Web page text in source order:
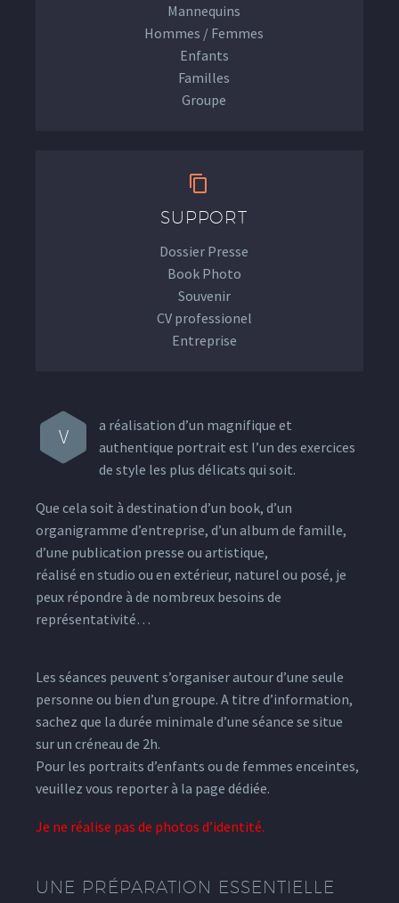
Mannequins
Hommes / Femmes
Enfants
Familles
Groupe


SUPPORT
Dossier Presse
Book Photo
Souvenir
CV professionel
Entreprise
V
a réalisation d’un magnifique et
authentique portrait est l’un des exercices
de style les plus délicats qui soit.
Que cela soit à destination d’un book, d’un
organigramme d’entreprise, d’un album de famille,
d’une publication presse ou artistique,
réalisé en studio ou en extérieur, naturel ou posé, je
peux répondre à de nombreux besoins de
représentativité…
Les séances peuvent s’organiser autour d’une seule
personne ou bien d’un groupe. A titre d’information,
sachez que la durée minimale d’une séance se situe
sur un créneau de 2h.
Pour les portraits d’enfants ou de femmes enceintes,
veuillez vous reporter à la page dédiée.
Je ne réalise pas de photos d’identité.
UNE PRÉPARATION ESSENTIELLE